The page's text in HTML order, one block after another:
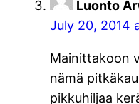
Luonto
July 20, 2014
Mainittakoon
nämä
pikkuhiljaa